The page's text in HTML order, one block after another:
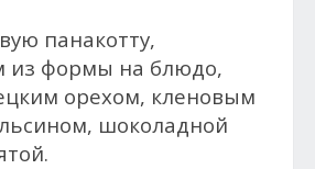
панакотту,
из формы на блюдо,
орехом, кленовым
шоколадной